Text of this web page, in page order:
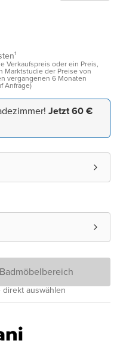
Verkaufspreis oder ein Preis,
Marktstudie der Preise von
vergangenen 6 Monaten
Anfrage)
Jetzt 60 €
auswählen